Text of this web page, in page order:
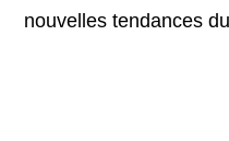
nouvelles tendances